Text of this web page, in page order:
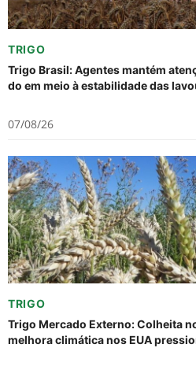
TRIGO
Trigo Brasil: Agentes mantém
do em meio à estabilidade das
07/08/26
TRIGO
Trigo Mercado Externo: Colheita
melhora climática nos EUA